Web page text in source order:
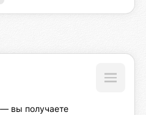
— вы получаете